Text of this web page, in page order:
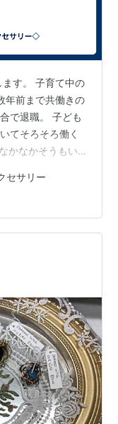
す。 子育て中の
年前まで共働きの
で退職。 子ども
てそろそろ働く
かなかそうもい
ことにしまし
おります。 当ブ
アクセサリー制
然石を使った
、不器用な『ど
セサリー